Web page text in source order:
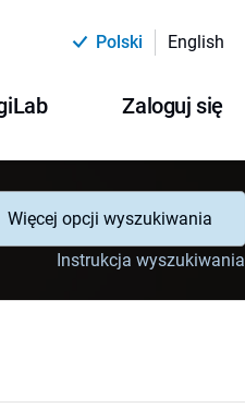
Polski English
Zaloguj się
Więcej opcji wyszukiwania
Instrukcja wyszukiwania